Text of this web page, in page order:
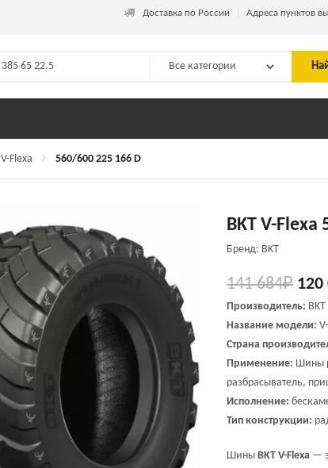
Доставка по России Адреса пунктов
Flexa 560/600 225 166 D
BKT V-Flexa
Бренд: BKT
141 684₽ 120
Производитель: BKT
Название модели:
Страна
Применение: Шины
разбрасыватель,
Исполнение:
Тип конструкции:
Шины BKT V-Flexa —